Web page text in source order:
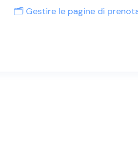
🗂️ Gestire le pagine di